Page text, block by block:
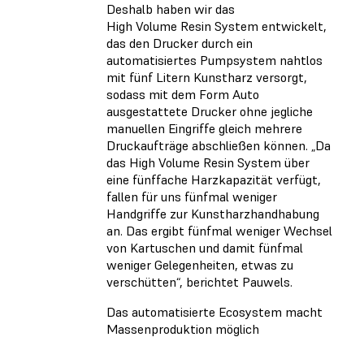
Deshalb haben wir das
High Volume Resin System entwickelt,
das den Drucker durch ein
automatisiertes Pumpsystem nahtlos
mit fünf Litern Kunstharz versorgt,
sodass mit dem Form Auto
ausgestattete Drucker ohne jegliche
manuellen Eingriffe gleich mehrere
Druckaufträge abschließen können. „Da
das High Volume Resin System über
eine fünffache Harzkapazität verfügt,
fallen für uns fünfmal weniger
Handgriffe zur Kunstharzhandhabung
an. Das ergibt fünfmal weniger Wechsel
von Kartuschen und damit fünfmal
weniger Gelegenheiten, etwas zu
verschütten“, berichtet Pauwels.
Das automatisierte Ecosystem macht
Massenproduktion möglich